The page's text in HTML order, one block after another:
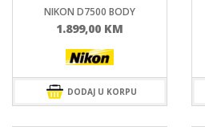
NIKON D7500 BODY
1.899,00 KM
DODAJ U KORPU